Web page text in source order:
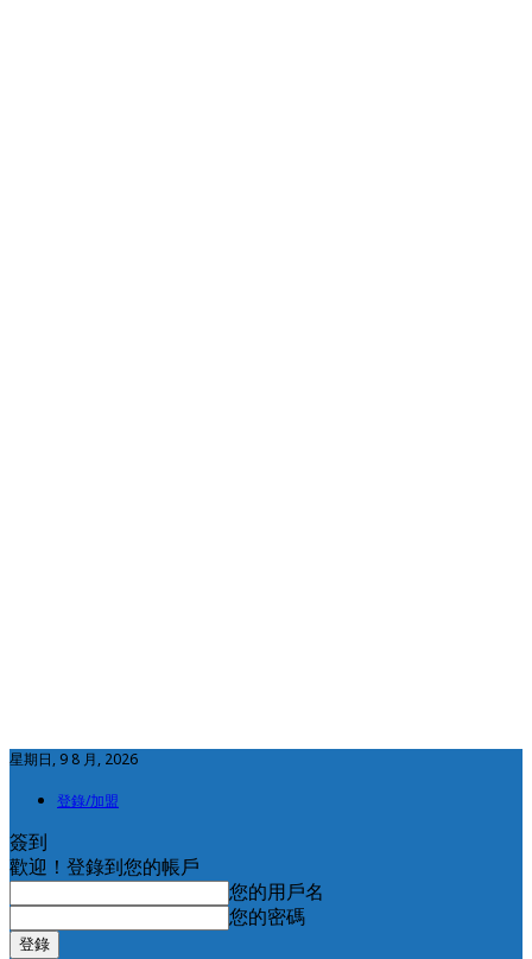
星期日, 9 8 月, 2026
登錄/加盟
簽到
歡迎！登錄到您的帳戶
您的用戶名
您的密碼